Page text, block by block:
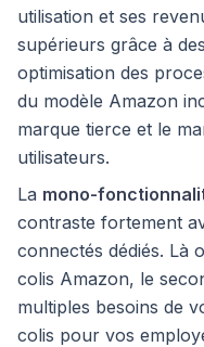
utilisation et ses
supérieurs grâce à
optimisation des
du modèle Amazon
marque tierce et le
utilisateurs.
La mono-
contraste fortement
connectés dédiés. Là
colis Amazon, le
multiples besoins de
colis pour vos